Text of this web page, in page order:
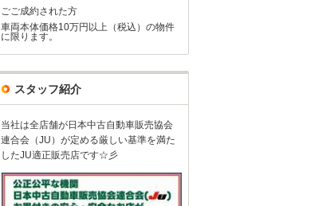
ごご成約された方
車両本体価格10万円以上（税込）の物件
に限ります。
スタッフ紹介
当社は全店舗が日本中古自動車販売協会
連合会（JU）が定める厳しい基準を満た
したJU適正販売店です☆彡